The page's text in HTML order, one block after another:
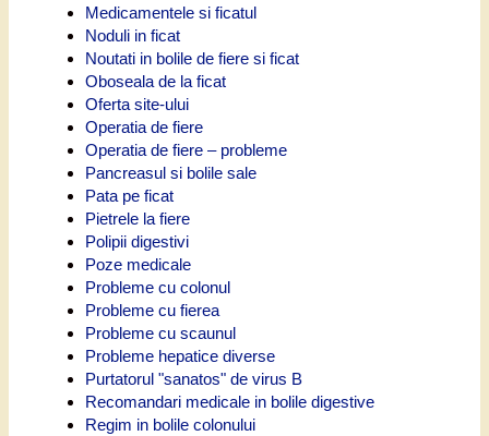
Medicamentele si ficatul
Noduli in ficat
Noutati in bolile de fiere si ficat
Oboseala de la ficat
Oferta site-ului
Operatia de fiere
Operatia de fiere – probleme
Pancreasul si bolile sale
Pata pe ficat
Pietrele la fiere
Polipii digestivi
Poze medicale
Probleme cu colonul
Probleme cu fierea
Probleme cu scaunul
Probleme hepatice diverse
Purtatorul "sanatos" de virus B
Recomandari medicale in bolile digestive
Regim in bolile colonului